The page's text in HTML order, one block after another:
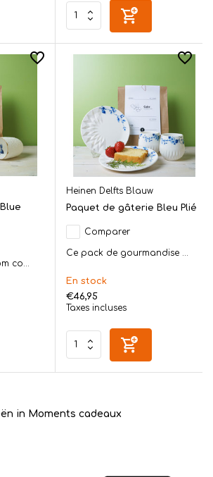
co...
Heinen Delfts Blauw
Paquet de gâterie Bleu Plié
Comparer
Ce pack de gourmandise ...
En stock
€46,95
Taxes incluses
in Moments cadeaux